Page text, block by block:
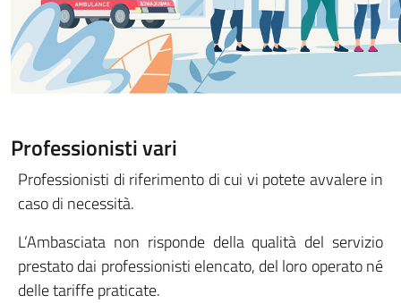
Professionisti vari
Professionisti di riferimento di cui vi potete avvalere in
caso di necessità.
L’Ambasciata non risponde della qualità del servizio
prestato dai professionisti elencato, del loro operato né
delle tariffe praticate.